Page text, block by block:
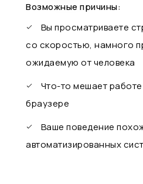
Возможные причины:
Вы просматриваете
со скоростью, намного
ожидаемую от человека
Что-то мешает
браузере
Ваше поведение
автоматизированных